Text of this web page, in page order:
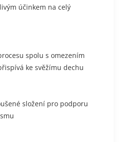
účinkem na celý
spolu s omezením
ke svěžímu dechu
složení pro podporu